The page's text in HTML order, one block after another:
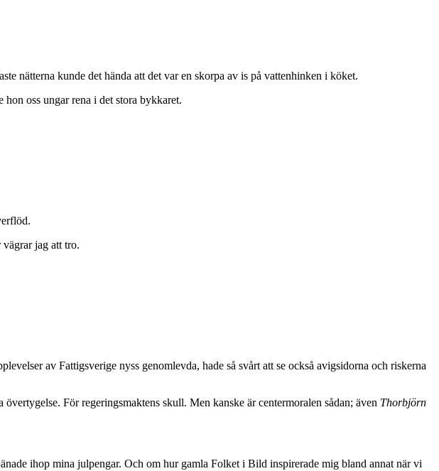
nätterna kunde det hända att det var en skorpa av is på vattenhinken i köket.
oss ungar rena i det stora bykkaret.
jag att tro.
av Fattigsverige nyss genomlevda, hade så svårt att se också avigsidorna och riskerna
För regeringsmaktens skull. Men kanske är centermoralen sådan; även Thorbjörn
ihop mina julpengar. Och om hur gamla Folket i Bild inspirerade mig bland annat när vi